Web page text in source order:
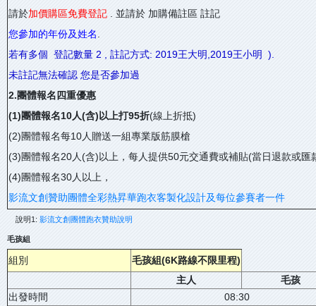
請於加價購區免費登記 . 並請於 加購備註區 註記
您參加的年份及姓名
若有多個 登記數量 2 , 註記方式: 2019王大明,2019王小明 ).
未註記無法確認 您是否參加過
2.團體報名四重優惠
(1)團體報名10人(含)以上打95折(線上折抵)
(2)團體報名每10人贈送一組專業版筋膜槍
(3)團體報名20人(含)以上，每人提供50元交通費或補貼(當日退款或匯
(4)團體報名30人以上，
影流文創贊助團體全彩熱昇華跑衣客製化設計及每位參賽者一件
說明1: 影流文創團體跑衣贊助說明
毛孩組
組別
毛孩組(6K路線不限里程)
主人
毛孩
出發時間
08:30